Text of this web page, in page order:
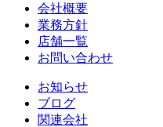
会社概要
業務方針
店舗一覧
お問い合わせ
お知らせ
ブログ
関連会社